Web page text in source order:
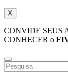
X
CONVIDE SEUS
CONHECER o